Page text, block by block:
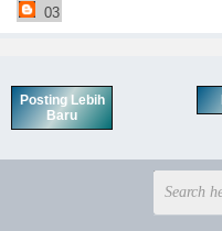
03
Posting Lebih
Baru